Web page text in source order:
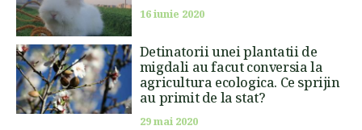
16 iunie 2020
Detinatorii unei plantatii de
migdali au facut conversia la
agricultura ecologica. Ce sprijin
au primit de la stat?
29 mai 2020